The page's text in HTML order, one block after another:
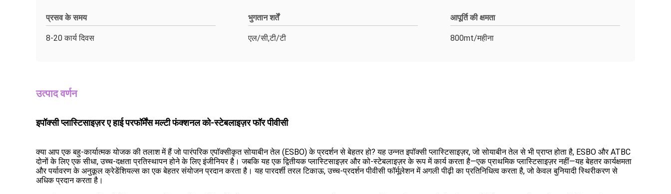
प्रसव के समय
8-20 कार्य दिवस
भुगतान शर्तें
एल/सी,टी/टी
आपूर्ति की क्षमता
800mt/महीना
उत्पाद वर्णन
इपॉक्सी प्लास्टिसाइज़र ए हाई परफॉर्मेंस मल्टी फंक्शनल को-स्टेबलाइज़र फॉर पीवीसी
क्या आप एक बहु-कार्यात्मक योजक की तलाश में हैं जो पारंपरिक एपॉक्सीकृत सोयाबीन तेल (ESBO) के प्रदर्शन से बेहतर हो? यह उन्नत इपॉक्सी प्लास्टिसाइज़र, जो सोयाबीन तेल से भी प्राप्त होता है, ESBO और ATBC
दोनों के लिए एक सीधा, उच्च-दक्षता प्रतिस्थापन होने के लिए इंजीनियर है। जबकि यह एक द्वितीयक प्लास्टिसाइज़र और को-स्टेबलाइज़र के रूप में कार्य करता है—एक प्राथमिक प्लास्टिसाइज़र नहीं—यह बेहतर कार्यक्षमता
और पर्यावरण के अनुकूल क्रेडेंशियल्स का एक बेहतर संयोजन प्रदान करता है। यह पारदर्शी तरल टिकाऊ, उच्च-प्रदर्शन पीवीसी फॉर्मूलेशन में अगली पीढ़ी का प्रतिनिधित्व करता है, जो केवल बुनियादी स्थिरीकरण से
अधिक प्रदान करता है।